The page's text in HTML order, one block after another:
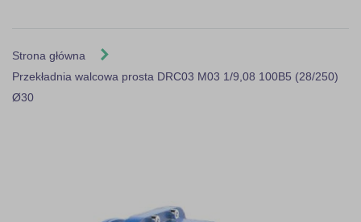
Strona główna
Przekładnia walcowa prosta DRC03 M03 1/9,08 100B5 (28/250)
Ø30